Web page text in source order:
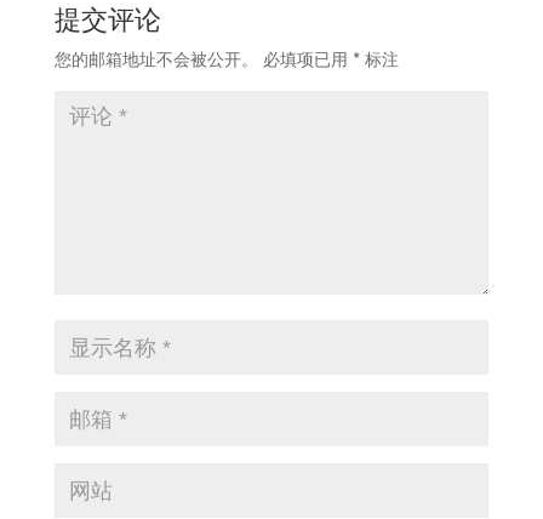
提交评论
您的邮箱地址不会被公开。 必填项已用 *标注